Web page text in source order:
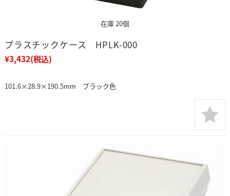
在庫 20個
プラスチックケース HPLK-000
¥3,432(税込)
101.6×28.9×190.5mm ブラック色